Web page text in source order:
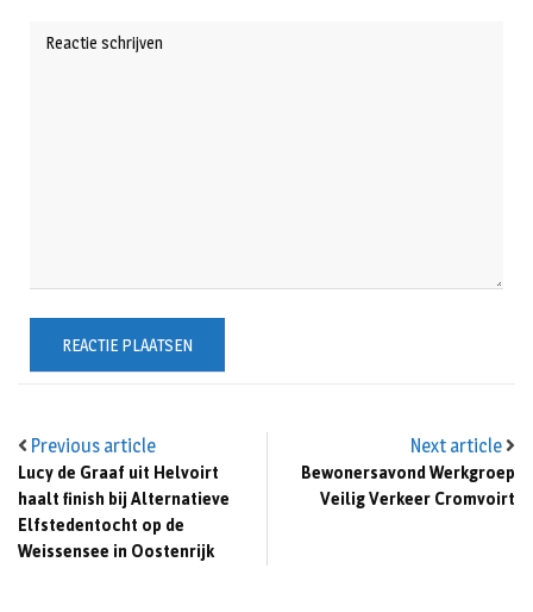
Previous article
Lucy de Graaf uit Helvoirt
haalt finish bij Alternatieve
Elfstedentocht op de
Weissensee in Oostenrijk
Next article
Bewonersavond Werkgroep
Veilig Verkeer Cromvoirt